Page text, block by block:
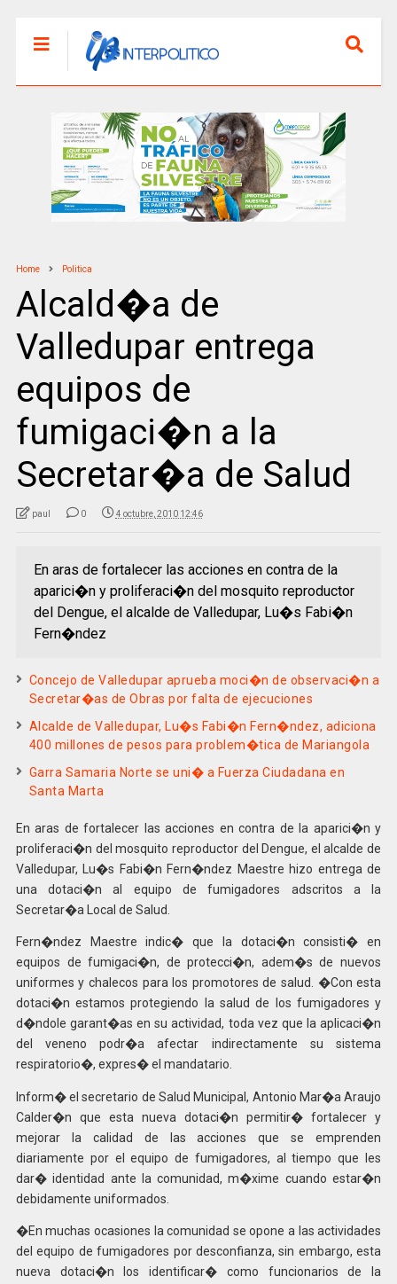
Home Politica
Alcald�a de
Valledupar entrega
equipos de
fumigaci�n a la
Secretar�a de Salud
paul 0 4 octubre, 2010 12:46
En aras de fortalecer las acciones en contra de la
aparici�n y proliferaci�n del mosquito reproductor
del Dengue, el alcalde de Valledupar, Lu�s Fabi�n
Fern�ndez
Concejo de Valledupar aprueba moci�n de observaci�n a
Secretar�as de Obras por falta de ejecuciones
Alcalde de Valledupar, Lu�s Fabi�n Fern�ndez, adiciona
400 millones de pesos para problem�tica de Mariangola
Garra Samaria Norte se uni� a Fuerza Ciudadana en
Santa Marta
En aras de fortalecer las acciones en contra de la aparici�n y
proliferaci�n del mosquito reproductor del Dengue, el alcalde de
Valledupar, Lu�s Fabi�n Fern�ndez Maestre hizo entrega de
una dotaci�n al equipo de fumigadores adscritos a la
Secretar�a Local de Salud.
Fern�ndez Maestre indic� que la dotaci�n consisti� en
equipos de fumigaci�n, de protecci�n, adem�s de nuevos
uniformes y chalecos para los promotores de salud. �Con esta
dotaci�n estamos protegiendo la salud de los fumigadores y
d�ndole garant�as en su actividad, toda vez que la aplicaci�n
del veneno podr�a afectar indirectamente su sistema
respiratorio�, expres� el mandatario.
Inform� el secretario de Salud Municipal, Antonio Mar�a Araujo
Calder�n que esta nueva dotaci�n permitir� fortalecer y
mejorar la calidad de las acciones que se emprenden
diariamente por el equipo de fumigadores, al tiempo que les
dar� identidad ante la comunidad, m�xime cuando estar�n
debidamente uniformados.
�En muchas ocasiones la comunidad se opone a las actividades
del equipo de fumigadores por desconfianza, sin embargo, esta
nueva dotaci�n los identificar� como funcionarios de la